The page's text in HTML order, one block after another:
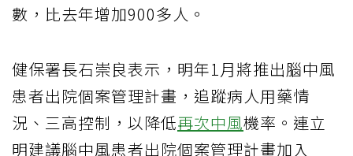
數，比去年增加900多人。
健保署長石崇良表示，明年1月將推出腦中風
患者出院個案管理計畫，追蹤病人用藥情
況、三高控制，以降低再次中風機率。連立
明建議腦中風患者出院個案管理計畫加入